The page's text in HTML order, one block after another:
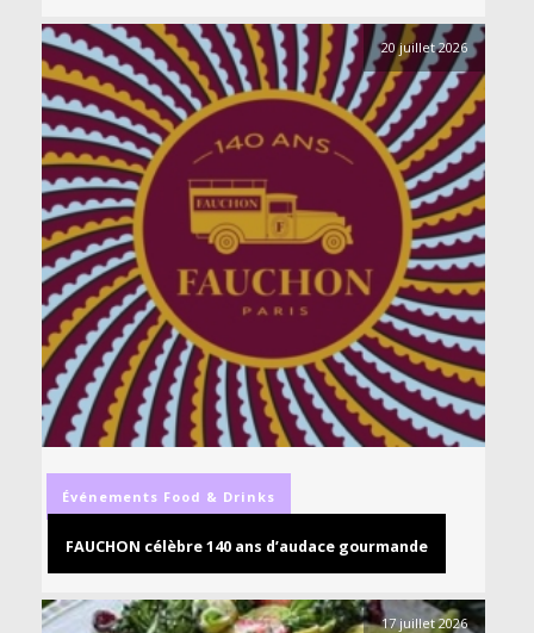
20 juillet 2026
Événements Food & Drinks
FAUCHON célèbre 140 ans d’audace gourmande
17 juillet 2026